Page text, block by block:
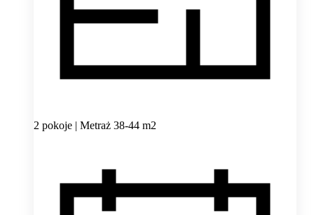
2 pokoje | Metraż 38-44 m2